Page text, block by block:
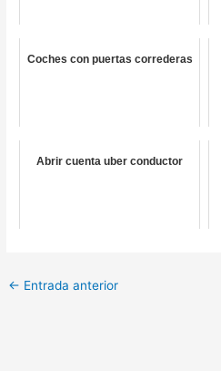
Coches con puertas correderas
Abrir cuenta uber conductor
← Entrada anterior